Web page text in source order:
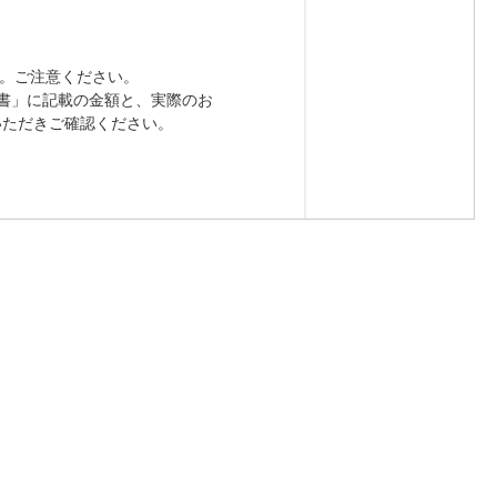
ご注意ください。
」に記載の金額と、実際のお
だきご確認ください。